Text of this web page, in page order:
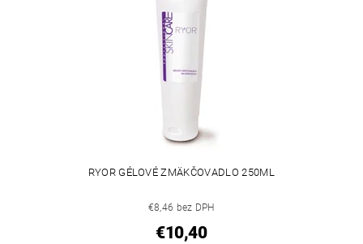
RYOR GÉLOVÉ ZMÄKČOVADLO 250ML
€8,46 bez DPH
€10,40